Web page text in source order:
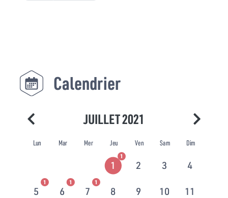
Calendrier
JUILLET 2021
Lun Mar Mer Jeu Ven Sam Dim
1
1
2 3 4
5
1
6
1
7
1
8 9 10 11